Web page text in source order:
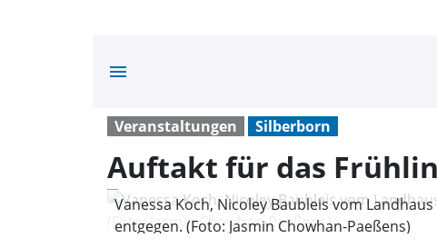
menu
Veranstaltungen Silberborn
Auftakt für das
Vanessa Koch, Nicoley Baubleis vom
entgegen. (Foto: Jasmin Chowhan-Paeßens)